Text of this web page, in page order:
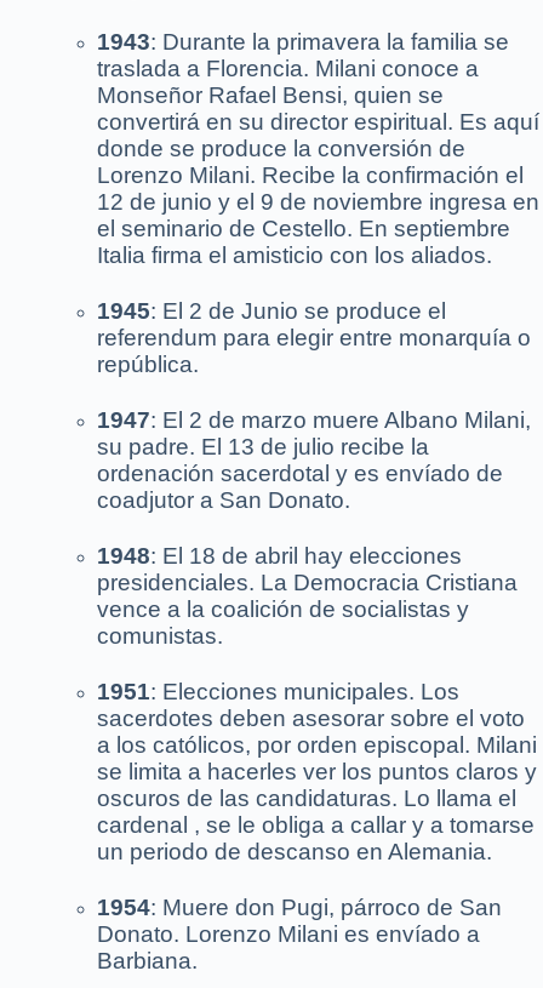
1943: Durante la primavera la familia se
traslada a Florencia. Milani conoce a
Monseñor Rafael Bensi, quien se
convertirá en su director espiritual. Es aquí
donde se produce la conversión de
Lorenzo Milani. Recibe la confirmación el
12 de junio y el 9 de noviembre ingresa en
el seminario de Cestello. En septiembre
Italia firma el amisticio con los aliados.
1945: El 2 de Junio se produce el
referendum para elegir entre monarquía o
república.
1947: El 2 de marzo muere Albano Milani,
su padre. El 13 de julio recibe la
ordenación sacerdotal y es envíado de
coadjutor a San Donato.
1948: El 18 de abril hay elecciones
presidenciales. La Democracia Cristiana
vence a la coalición de socialistas y
comunistas.
1951: Elecciones municipales. Los
sacerdotes deben asesorar sobre el voto
a los católicos, por orden episcopal. Milani
se limita a hacerles ver los puntos claros y
oscuros de las candidaturas. Lo llama el
cardenal , se le obliga a callar y a tomarse
un periodo de descanso en Alemania.
1954: Muere don Pugi, párroco de San
Donato. Lorenzo Milani es envíado a
Barbiana.